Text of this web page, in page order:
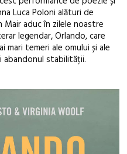
Luca Poloni alături de
aduc în zilele noastre
legendar, Orlando, care
temeri ale omului și ale
abandonul stabilității.